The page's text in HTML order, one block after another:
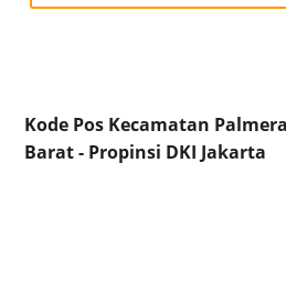
Kode Pos Kecamatan
Barat - Propinsi DKI Jakarta